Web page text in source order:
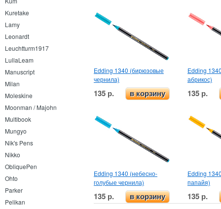
Kuretake
Lamy
Leonardt
Leuchtturm1917
LullaLeam
Manuscript
Milan
Moleskine
Moonman / Majohn
Multibook
Mungyo
Nik's Pens
Nikko
ObliquePen
Ohto
Parker
Pelikan
Edding 1340 (бирюзовые
чернила)
135 р. в корзину
Edding
абрикос)
135 р.
Edding 1340 (небесно-
голубые чернила)
135 р. в корзину
Edding
папайя)
135 р.